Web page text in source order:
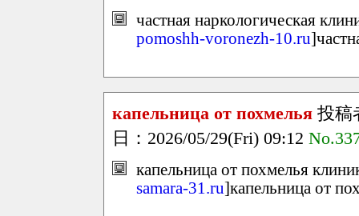
частная наркологическая
pomoshh-voronezh-10.ru
капельница от похмелья 投稿
日：2026/05/29(Fri) 09:12
капельница от похмелья
samara-31.ru]капельница от